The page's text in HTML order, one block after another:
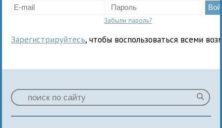
Забыли пароль?
Зарегистрируйтесь, чтобы воспользоваться всеми